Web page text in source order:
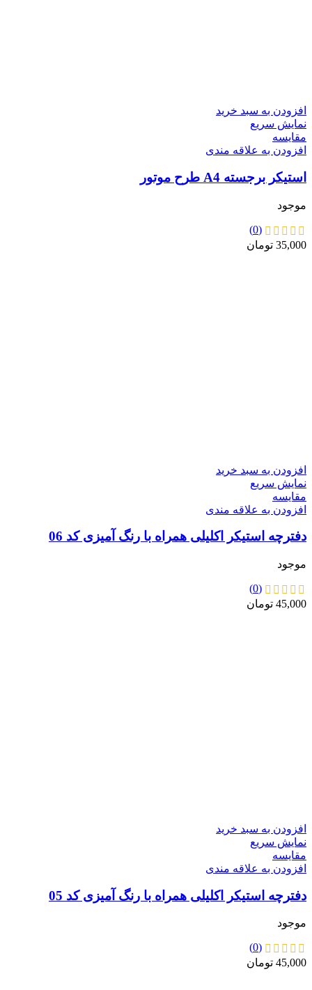
افزودن به سبد خرید
نمایش سریع
مقايسه
افزودن به علاقه مندی
استیکر برجسته A4 طرح موتور
موجود
(0)
35,000 تومان
افزودن به سبد خرید
نمایش سریع
مقايسه
افزودن به علاقه مندی
دفترچه استیکر اکلیلی همراه با رنگ آمیزی کد 06
موجود
(0)
45,000 تومان
افزودن به سبد خرید
نمایش سریع
مقايسه
افزودن به علاقه مندی
دفترچه استیکر اکلیلی همراه با رنگ آمیزی کد 05
موجود
(0)
45,000 تومان